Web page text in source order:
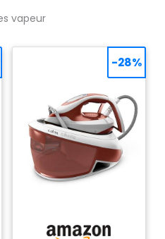
: Durable.
Fonction Éco : Jusqu'à
% d'économie
grâce à la
Éco. Contenu :
Centrale vapeur anti-
calcaire, manuel
d'utilisation (langue
française non
garantie).
vapeur
-28%